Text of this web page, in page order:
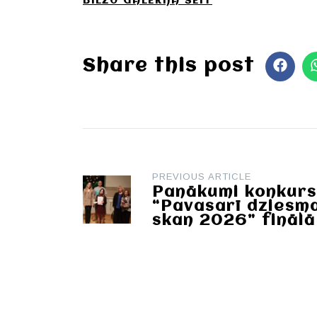
Share this post
Post
navigation
PREVIOUS ARTICLE
Panākumi
“Pavasarī
skan 2026” finālā